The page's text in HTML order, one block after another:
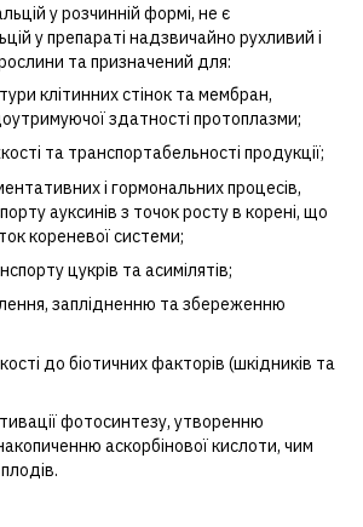
у розчинній формі, не є
у препараті надзвичайно рухливий і
та призначений для:
клітинних стінок та мембран,
здатності протоплазми;
та транспортабельності продукції;
і гормональних процесів,
ауксинів з точок росту в корені, що
кореневої системи;
цукрів та асимілятів;
заплідненню та збереженню
до біотичних факторів (шкідників та
фотосинтезу, утворенню
аскорбінової кислоти, чим